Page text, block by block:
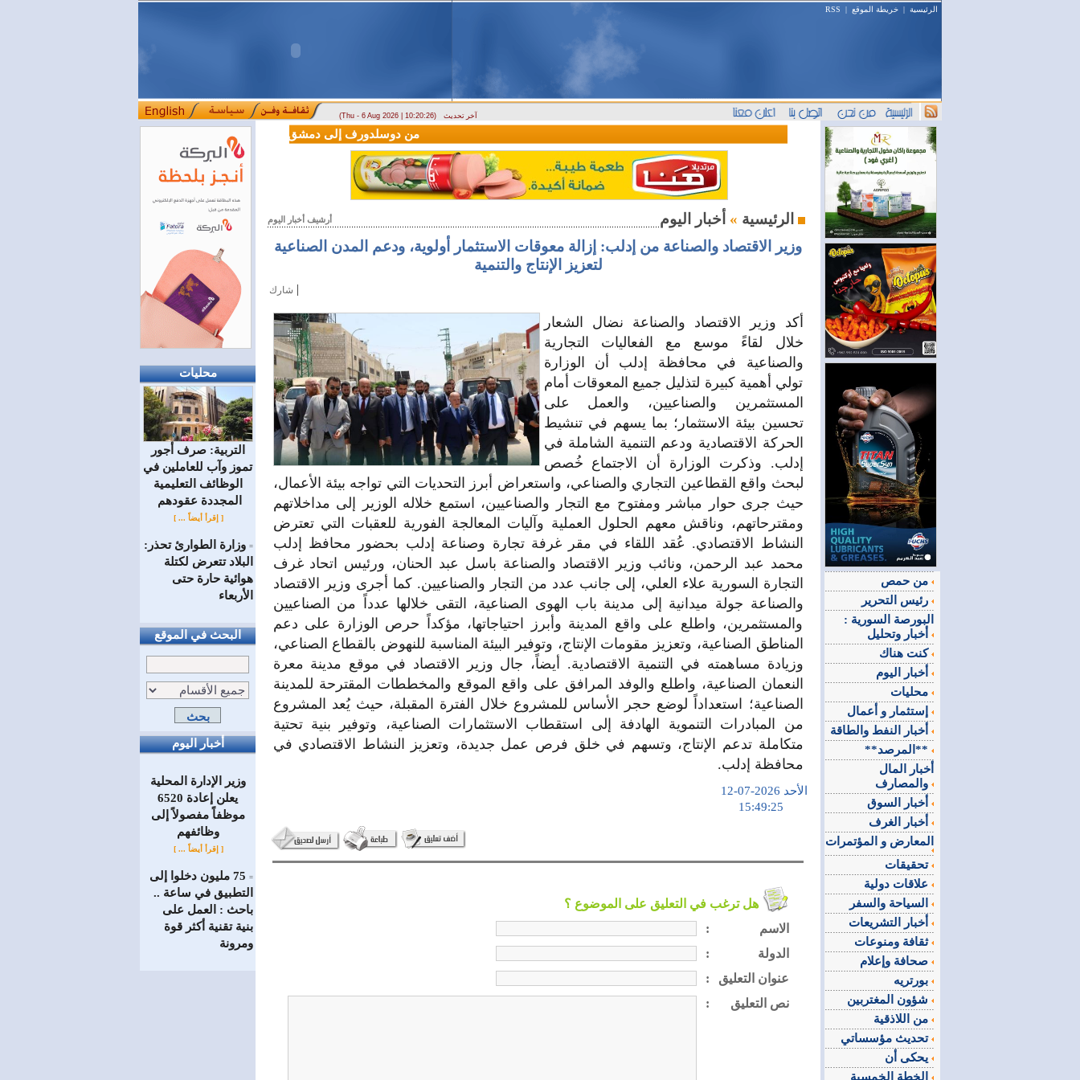
الرئيسية | خريطة الموقع |
RSS
(Thu - 6 Aug 2026 | 10:20:26) آخر تحديث
محليات
التربية: صرف أجور
تموز وآب للعاملين في
الوظائف ‏التعليمية
المجددة عقودهم ‏
[ إقرأ أيضاً ... ]
= وزارة الطوارئ تحذر:
البلاد تتعرض لكتلة
هوائية حارة حتى
الأربعاء
البحث في الموقع
أخبار اليوم
وزير الإدارة المحلية
يعلن إعادة 6520
موظفاً مفصولاً إلى
‏وظائفهم
[ إقرأ أيضاً ... ]
=
75 مليون دخلوا إلى
التطبيق في ساعة ..
باحث : العمل على
بنية تقنية أكثر قوة
ومرونة
وصول أول رحلة لشركة LEAV Aviation من دوسلدورف إلى دمشق:::: المصرف التجاري السوري يمدّد ساعات العمل حتى
أرشيف أخبار اليوم الرئيسية »
وزير الاقتصاد والصناعة من إدلب: إزالة معوقات الاستثمار أولوية، ودعم المدن الصناعية
لتعزيز الإنتاج والتنمية
شارك |
أكد وزير الاقتصاد والصناعة نضال الشعار
خلال لقاءً موسع مع الفعاليات التجارية
والصناعية في محافظة إدلب أن الوزارة
تولي أهمية كبيرة لتذليل جميع المعوقات أمام
المستثمرين والصناعيين، والعمل على
تحسين بيئة الاستثمار؛ بما يسهم في تنشيط
الحركة الاقتصادية ودعم التنمية الشاملة في
إدلب. وذكرت الوزارة أن الاجتماع خُصص
لبحث واقع القطاعين التجاري والصناعي، واستعراض أبرز التحديات التي تواجه بيئة الأعمال،
حيث جرى حوار مباشر ومفتوح مع التجار والصناعيين، استمع خلاله الوزير إلى مداخلاتهم
ومقترحاتهم، وناقش معهم الحلول العملية وآليات المعالجة الفورية للعقبات التي تعترض
النشاط الاقتصادي. عُقد اللقاء في مقر غرفة تجارة وصناعة إدلب بحضور محافظ إدلب
محمد عبد الرحمن، ونائب وزير الاقتصاد والصناعة باسل عبد الحنان، ورئيس اتحاد غرف
التجارة السورية علاء العلي، إلى جانب عدد من التجار والصناعيين. كما أجرى وزير الاقتصاد
والصناعة جولة ميدانية إلى مدينة باب الهوى الصناعية، التقى خلالها عدداً من الصناعيين
والمستثمرين، واطلع على واقع المدينة وأبرز احتياجاتها، مؤكداً حرص الوزارة على دعم
المناطق الصناعية، وتعزيز مقومات الإنتاج، وتوفير البيئة المناسبة للنهوض بالقطاع الصناعي،
وزيادة مساهمته في التنمية الاقتصادية. أيضاً، جال وزير الاقتصاد في موقع مدينة معرة
النعمان الصناعية، واطلع والوفد المرافق على واقع الموقع والمخططات المقترحة للمدينة
الصناعية؛ استعداداً لوضع حجر الأساس للمشروع خلال الفترة المقبلة، حيث يُعد المشروع
من المبادرات التنموية الهادفة إلى استقطاب الاستثمارات الصناعية، وتوفير بنية تحتية
متكاملة تدعم الإنتاج، وتسهم في خلق فرص عمل جديدة، وتعزيز النشاط الاقتصادي في
محافظة إدلب.
الأحد 2026-07-12
هل ترغب في التعليق على الموضوع ؟
:
الاسم
:
الدولة
:
عنوان التعليق
:
نص التعليق
البورصة السورية :
كنت هناك
**المرصد**
أخبار المال
المعارض و المؤتمرات
تحقيقات
ثقافة ومنوعات
تحديث مؤسساتي